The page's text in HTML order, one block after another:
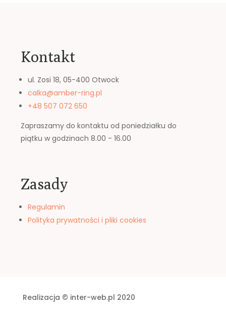
Kontakt
ul. Zosi 18, 05-400 Otwock
calka@amber-ring.pl
+48 507 072 650
Zapraszamy do kontaktu od poniedziałku do
piątku w godzinach 8.00 - 16.00
Zasady
Regulamin
Polityka prywatności i pliki cookies
Realizacja © inter-web.pl 2020